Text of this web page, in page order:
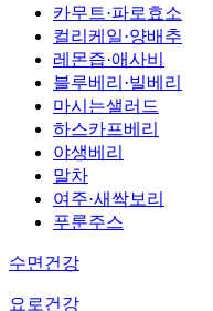
카무트·파로효소
컬리케일·양배추
레몬즙·애사비
블루베리·빌베리
마시는샐러드
하스카프베리
야생베리
말차
여주·새싹보리
푸룬주스
수면건강
요로건강